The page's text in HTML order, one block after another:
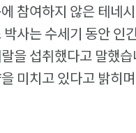
참여하지 않은 테네
박사는 수세기 동안 인
을 섭취했다고 말했
미치고 있다고 밝히